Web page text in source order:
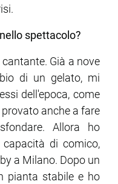
spettacolo?
Già a nove
di un gelato, mi
dell'epoca, come
anche a fare
Allora ho
di comico,
a Milano. Dopo un
pianta stabile e ho